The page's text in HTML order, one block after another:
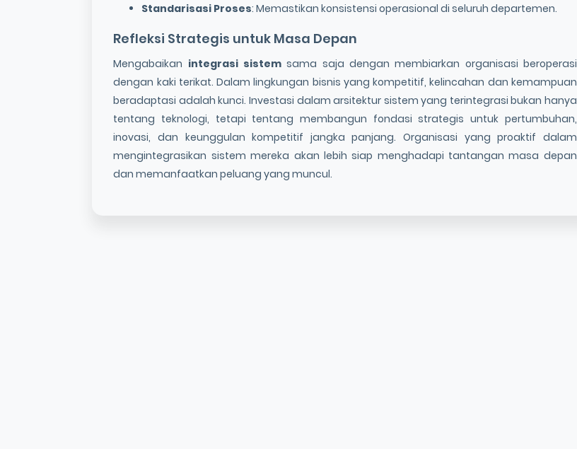
Standarisasi Proses: Memastikan konsistensi operasional di seluruh departemen.
Refleksi Strategis untuk Masa Depan
Mengabaikan integrasi sistemsama saja dengan membiarkan organisasi beroperasi
dengan kaki terikat. Dalam lingkungan bisnis yang kompetitif, kelincahan dan kemampuan
beradaptasi adalah kunci. Investasi dalam arsitektur sistem yang terintegrasi bukan hanya
tentang teknologi, tetapi tentang membangun fondasi strategis untuk pertumbuhan,
inovasi, dan keunggulan kompetitif jangka panjang. Organisasi yang proaktif dalam
mengintegrasikan sistem mereka akan lebih siap menghadapi tantangan masa depan
dan memanfaatkan peluang yang muncul.